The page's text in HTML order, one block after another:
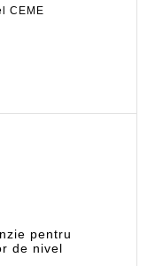
CEME
pentru
de nivel